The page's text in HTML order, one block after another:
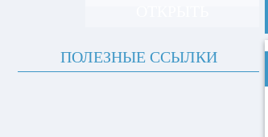
ПОЛЕЗНЫЕ ССЫЛКИ